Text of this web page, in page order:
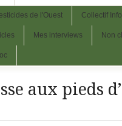
de l'Ouest Collectif
Mes interviews Non
aux pieds